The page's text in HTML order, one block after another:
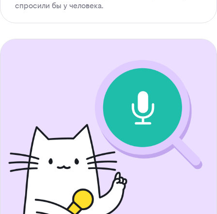
спросили бы у человека.